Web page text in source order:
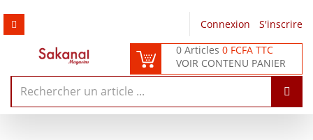
Connexion
S'inscrire
0 Articles0 FCFA TTC
VOIR CONTENU PANIER